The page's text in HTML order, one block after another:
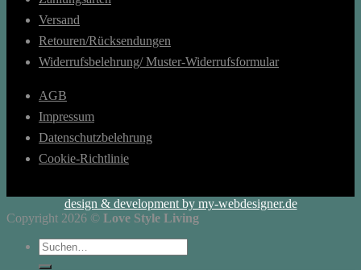
Versand
Retouren/Rücksendungen
Widerrufsbelehrung/ Muster-Widerrufsformular
AGB
Impressum
Datenschutzbelehrung
Cookie-Richtlinie
design & development by my-webdesigner.de
Copyright 2026 © Love Style Living
Suchen
nach: